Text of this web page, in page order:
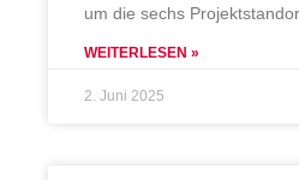
um die sechs
WEITERLESEN »
2. Juni 2025